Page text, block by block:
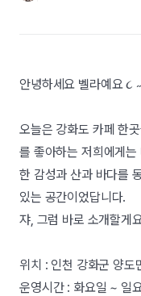
안녕하세요 벨라예요૮
오늘은 강화도 카페 한
를 좋아하는 저희에게
한 감성과 산과 바다를
있는 공간이었답니다.
쟈, 그럼 바로 소개할게
위치 : 인천 강화군 양
운영시간 : 화요일 ~ 일